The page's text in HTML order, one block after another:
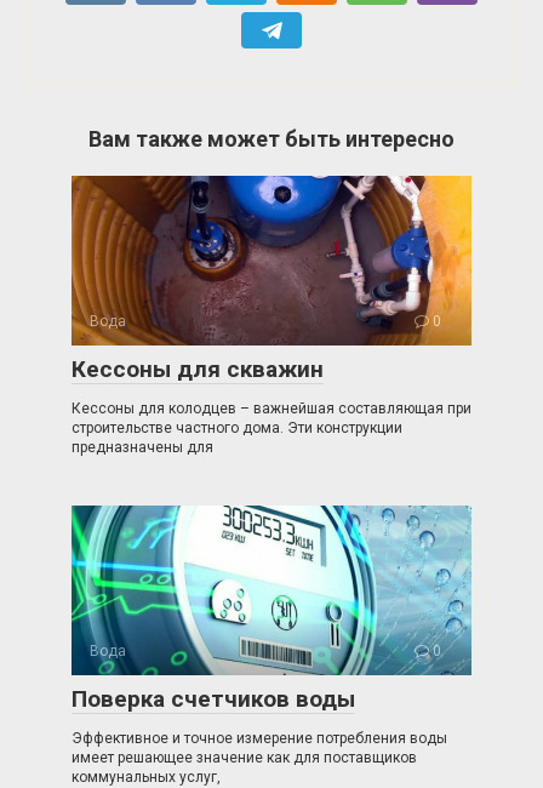
Вам также может быть интересно
Вода 0
Кессоны для скважин
Кессоны для колодцев – важнейшая составляющая при
строительстве частного дома. Эти конструкции
предназначены для
Вода 0
Поверка счетчиков воды
Эффективное и точное измерение потребления воды
имеет решающее значение как для поставщиков
коммунальных услуг,